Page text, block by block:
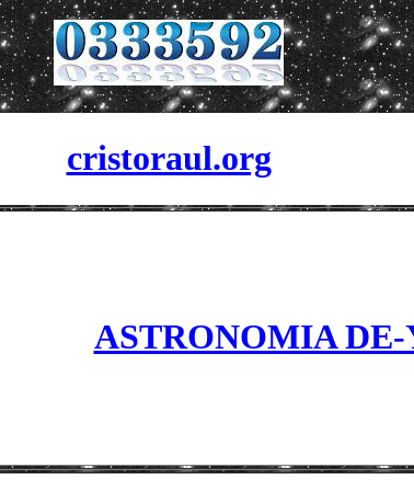
cristoraul.org
ASTRONOMIA DE-